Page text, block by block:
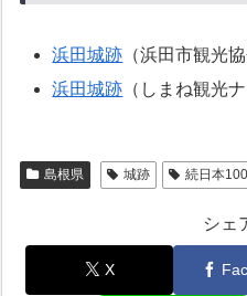
浜田城跡 （浜田市観光協
浜田城跡 （しまね観光ナ
島根県 城跡 続日本
シェ
X